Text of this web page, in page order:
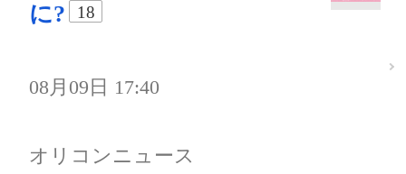
に?
18
08月09日 17:40
オリコンニュース